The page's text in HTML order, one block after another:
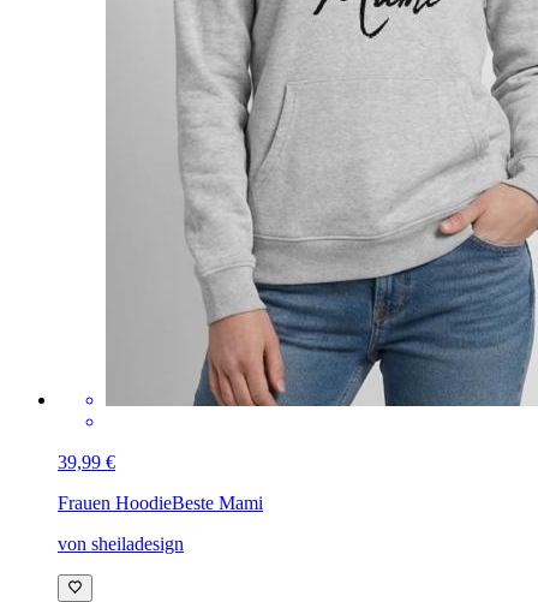
39,99 €
Frauen HoodieBeste Mami
von sheiladesign